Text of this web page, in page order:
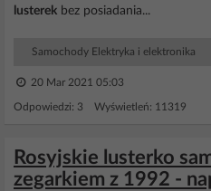
lusterek bez posiadania...
Samochody Elektryka i elektronika
20 Mar 2021 05:03
Odpowiedzi: 3 Wyświetleń: 11319
Rosyjskie lusterko
zegarkiem z 1992 -